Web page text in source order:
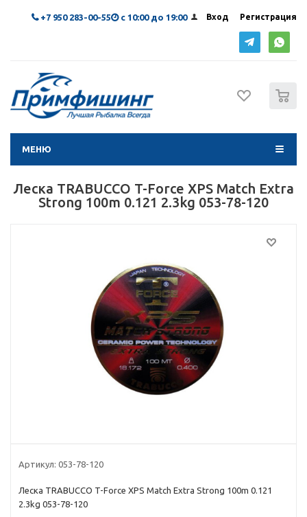
Вход Регистрация
+7 950 283-00-55 с 10:00 до 19:00
МЕНЮ
Леска TRABUCCO T-Force XPS Match Extra
Strong 100m 0.121 2.3kg 053-78-120
Артикул: 053-78-120
Леска TRABUCCO T-Force XPS Match Extra Strong 100m 0.121
2.3kg 053-78-120